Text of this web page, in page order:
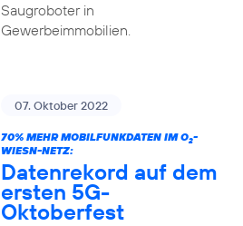
Saugroboter in
Gewerbeimmobilien.
07. Oktober 2022
70% MEHR MOBILFUNKDATEN IM O2-
WIESN-NETZ:
Datenrekord auf dem
ersten 5G-
Oktoberfest